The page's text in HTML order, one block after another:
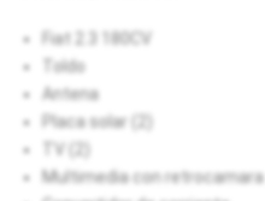
Fiat 2.3 180CV
Toldo
Antena
Placa solar (2)
TV (2)
Multimedia con retrocamara